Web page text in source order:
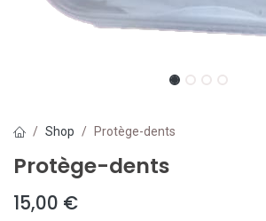
Shop Protège-dents
Protège-dents
15,00 €